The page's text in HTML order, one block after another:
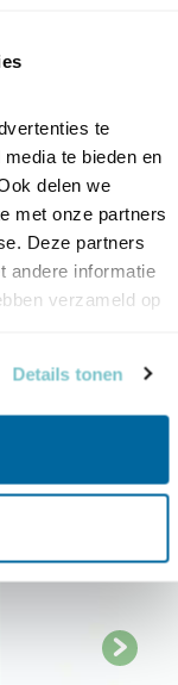
te
te bieden en
delen we
met onze partners
Deze partners
andere informatie
verzameld op
Details tonen
acties en tips